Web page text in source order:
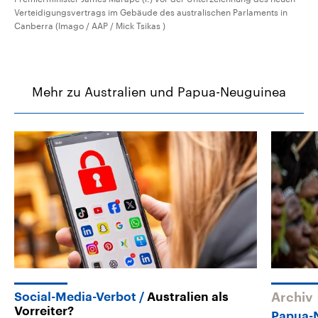
Verteidigungsvertrags im Gebäude des australischen Parlaments in
Canberra (Imago / AAP / Mick Tsikas )
Mehr zu Australien und Papua-Neuguinea
Social-Media-Verbot
Australien als
Vorreiter?
Archiv